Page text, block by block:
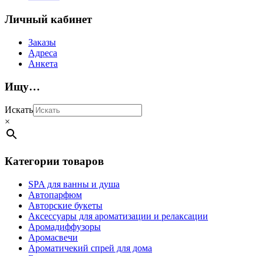
Личный кабинет
Заказы
Адреса
Анкета
Ищу…
Искать
×
Категории товаров
SPA для ванны и душа
Автопарфюм
Авторские букеты
Аксессуары для ароматизации и релаксации
Аромадиффузоры
Аромасвечи
Ароматичекий спрей для дома